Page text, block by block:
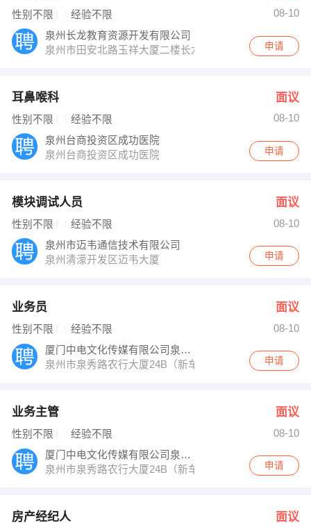
性别不限 经验不限
08-10
泉州长龙教育资源开发有限公司
泉州市田安北路玉祥大厦二楼长龙教育（人才大厦斜对面
申请
耳鼻喉科 面议
性别不限 经验不限
08-10
泉州台商投资区成功医院
泉州台商投资区成功医院
申请
模块调试人员 面议
性别不限 经验不限
08-10
泉州市迈韦通信技术有限公司
泉州清濛开发区迈韦大厦
申请
业务员 面议
性别不限 经验不限
08-10
厦门中电文化传媒有限公司泉州分公司
泉州市泉秀路农行大厦24B（新车站对面）
申请
业务主管 面议
性别不限 经验不限
08-10
厦门中电文化传媒有限公司泉州分公司
泉州市泉秀路农行大厦24B（新车站对面）
申请
房产经纪人 面议